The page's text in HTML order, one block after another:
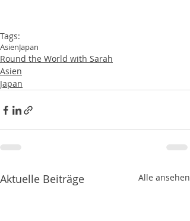
Tags:
AsienJapan
Round the World with Sarah
Asien
Japan
Aktuelle Beiträge Alle ansehen